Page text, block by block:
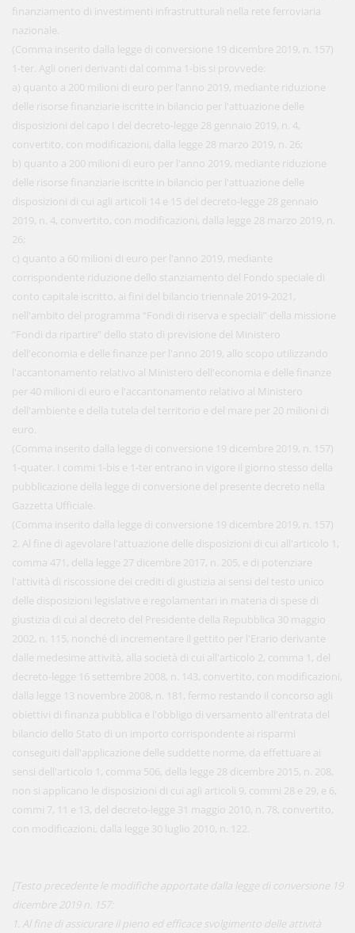
finanziamento di investimenti infrastrutturali nella rete ferroviaria
nazionale.
(Comma inserito dalla legge di conversione 19 dicembre 2019, n. 157)
1-ter. Agli oneri derivanti dal comma 1-bis si provvede:
a) quanto a 200 milioni di euro per l'anno 2019, mediante riduzione
delle risorse finanziarie iscritte in bilancio per l'attuazione delle
disposizioni del capo I del decreto-legge 28 gennaio 2019, n. 4,
convertito, con modificazioni, dalla legge 28 marzo 2019, n. 26;
b) quanto a 200 milioni di euro per l'anno 2019, mediante riduzione
delle risorse finanziarie iscritte in bilancio per l'attuazione delle
disposizioni di cui agli articoli 14 e 15 del decreto-legge 28 gennaio
2019, n. 4, convertito, con modificazioni, dalla legge 28 marzo 2019, n.
26;
c) quanto a 60 milioni di euro per l'anno 2019, mediante
corrispondente riduzione dello stanziamento del Fondo speciale di
conto capitale iscritto, ai fini del bilancio triennale 2019-2021,
nell'ambito del programma “Fondi di riserva e speciali” della missione
“Fondi da ripartire” dello stato di previsione del Ministero
dell'economia e delle finanze per l'anno 2019, allo scopo utilizzando
l'accantonamento relativo al Ministero dell'economia e delle finanze
per 40 milioni di euro e l'accantonamento relativo al Ministero
dell'ambiente e della tutela del territorio e del mare per 20 milioni di
euro.
(Comma inserito dalla legge di conversione 19 dicembre 2019, n. 157)
1-quater. I commi 1-bis e 1-ter entrano in vigore il giorno stesso della
pubblicazione della legge di conversione del presente decreto nella
Gazzetta Ufficiale.
(Comma inserito dalla legge di conversione 19 dicembre 2019, n. 157)
2. Al fine di agevolare l'attuazione delle disposizioni di cui all'articolo 1,
comma 471, della legge 27 dicembre 2017, n. 205, e di potenziare
l'attività di riscossione dei crediti di giustizia ai sensi del testo unico
delle disposizioni legislative e regolamentari in materia di spese di
giustizia di cui al decreto del Presidente della Repubblica 30 maggio
2002, n. 115, nonché di incrementare il gettito per l'Erario derivante
dalle medesime attività, alla società di cui all'articolo 2, comma 1, del
decreto-legge 16 settembre 2008, n. 143, convertito, con modificazioni,
dalla legge 13 novembre 2008, n. 181, fermo restando il concorso agli
obiettivi di finanza pubblica e l'obbligo di versamento all'entrata del
bilancio dello Stato di un importo corrispondente ai risparmi
conseguiti dall'applicazione delle suddette norme, da effettuare ai
sensi dell'articolo 1, comma 506, della legge 28 dicembre 2015, n. 208,
non si applicano le disposizioni di cui agli articoli 9, commi 28 e 29, e 6,
commi 7, 11 e 13, del decreto-legge 31 maggio 2010, n. 78, convertito,
con modificazioni, dalla legge 30 luglio 2010, n. 122.
[Testo precedente le modifiche apportate dalla legge di conversione 19
dicembre 2019 n. 157:
1. Al fine di assicurare il pieno ed efficace svolgimento delle attività